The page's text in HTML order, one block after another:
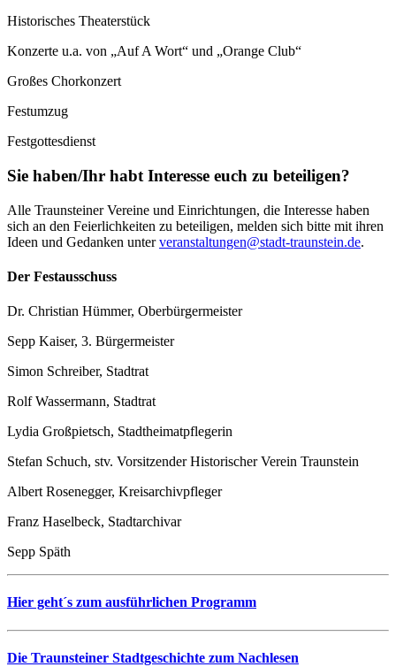
Historisches Theaterstück
Konzerte u.a. von „Auf A Wort“ und „Orange Club“
Großes Chorkonzert
Festumzug
Festgottesdienst
Sie haben/Ihr habt Interesse euch zu beteiligen?
Alle Traunsteiner Vereine und Einrichtungen, die Interesse haben
sich an den Feierlichkeiten zu beteiligen, melden sich bitte mit ihren
Ideen und Gedanken unterveranstaltungen@stadt-traunstein.de.
Der Festausschuss
Dr. Christian Hümmer, Oberbürgermeister
Sepp Kaiser, 3. Bürgermeister
Simon Schreiber, Stadtrat
Rolf Wassermann, Stadtrat
Lydia Großpietsch, Stadtheimatpflegerin
Stefan Schuch, stv. Vorsitzender Historischer Verein Traunstein
Albert Rosenegger, Kreisarchivpfleger
Franz Haselbeck, Stadtarchivar
Sepp Späth
Hier geht´s zum ausführlichen Programm
Die Traunsteiner Stadtgeschichte zum Nachlesen